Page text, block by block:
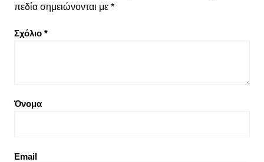
πεδία σημειώνονται με *
Σχόλιο *
Όνομα
Email